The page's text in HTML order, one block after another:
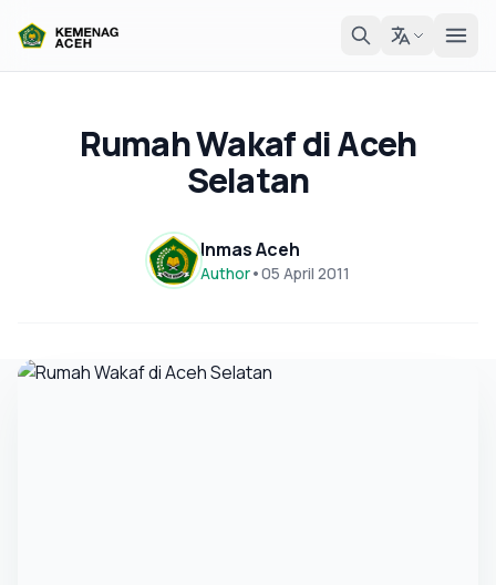
Rumah Wakaf di Aceh
Selatan
Inmas Aceh
Author•05 April 2011